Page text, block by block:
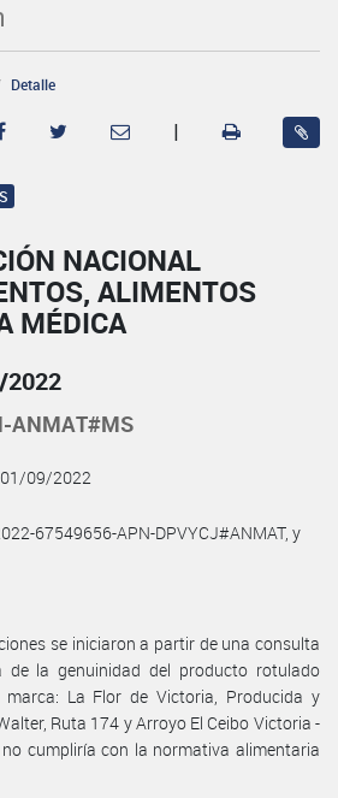
Detalle
|
NACIONAL
ALIMENTOS
MÉDICA
2022
ANMAT#MS
01/09/2022
67549656-APN-DPVYCJ#ANMAT, y
se iniciaron a partir de una consulta
de la genuinidad del producto rotulado
marca: La Flor de Victoria, Producida y
Ruta 174 y Arroyo El Ceibo Victoria -
cumpliría con la normativa alimentaria